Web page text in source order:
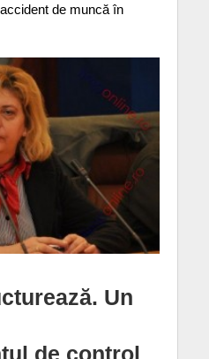
de muncă în
Un
de control